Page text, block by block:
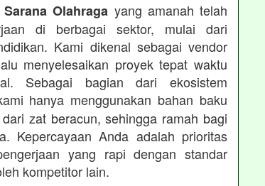
Olahraga yang amanah telah
di berbagai sektor, mulai dari
Kami dikenal sebagai vendor
menyelesaikan proyek tepat waktu
Sebagai bagian dari ekosistem
hanya menggunakan bahan baku
zat beracun, sehingga ramah bagi
Kepercayaan Anda adalah prioritas
yang rapi dengan standar
kompetitor lain.